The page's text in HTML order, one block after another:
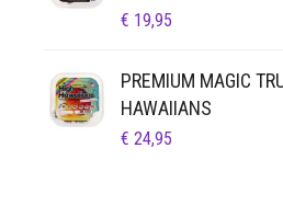
€ 19,95
PREMIUM MAGIC
HAWAIIANS
€ 24,95